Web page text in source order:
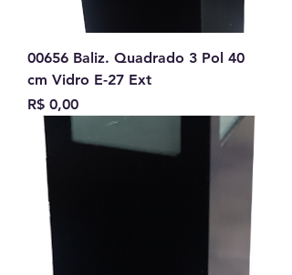
00656 Baliz. Quadrado 3 Pol 40
cm Vidro E-27 Ext
Preço
R$ 0,00